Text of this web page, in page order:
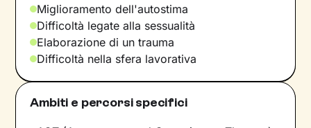
Miglioramento dell'autostima
Difficoltà legate alla sessualità
Elaborazione di un trauma
Difficoltà nella sfera lavorativa
Ambiti e percorsi specifici